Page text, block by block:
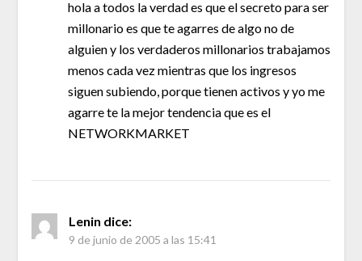
hola a todos la verdad es que el secreto para ser
millonario es que te agarres de algo no de
alguien y los verdaderos millonarios trabajamos
menos cada vez mientras que los ingresos
siguen subiendo, porque tienen activos y yo me
agarre te la mejor tendencia que es el
NETWORKMARKET
Lenin dice:
9 de junio de 2005 a las 15:41